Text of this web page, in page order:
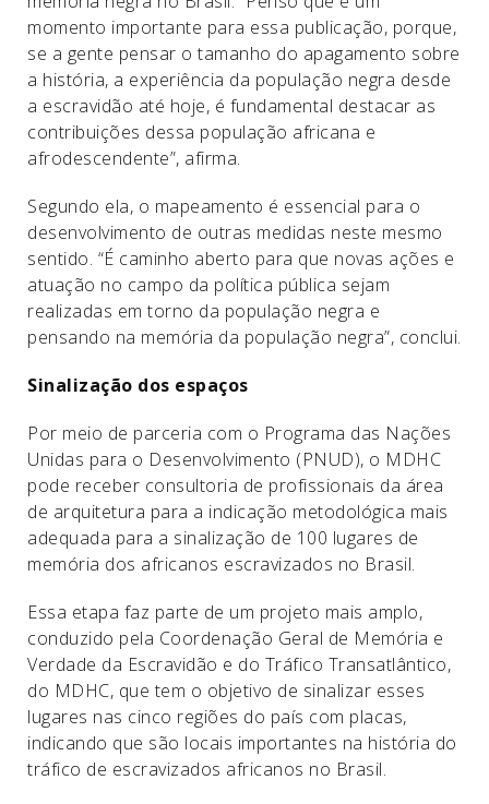
momento importante para essa publicação, porque,
se a gente pensar o tamanho do apagamento sobre
a história, a experiência da população negra desde
a escravidão até hoje, é fundamental destacar as
contribuições dessa população africana e
afrodescendente”, afirma.
Segundo ela, o mapeamento é essencial para o
desenvolvimento de outras medidas neste mesmo
sentido. “É caminho aberto para que novas ações e
atuação no campo da política pública sejam
realizadas em torno da população negra e
pensando na memória da população negra”, conclui.
Sinalização dos espaços
Por meio de parceria com o Programa das Nações
Unidas para o Desenvolvimento (PNUD), o MDHC
pode receber consultoria de profissionais da área
de arquitetura para a indicação metodológica mais
adequada para a sinalização de 100 lugares de
memória dos africanos escravizados no Brasil.
Essa etapa faz parte de um projeto mais amplo,
conduzido pela Coordenação Geral de Memória e
Verdade da Escravidão e do Tráfico Transatlântico,
do MDHC, que tem o objetivo de sinalizar esses
lugares nas cinco regiões do país com placas,
indicando que são locais importantes na história do
tráfico de escravizados africanos no Brasil.